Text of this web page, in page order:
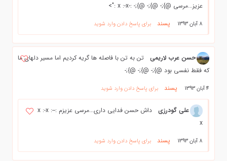
عزیز...مرسی @};- @};- @};- :-x :-x :">
8 آبان 1393 پسند برای پاسخ دادن وارد شوید
حسن عرب لاریمی
تن به تن با فاصله ها گریه کردیم اما مسیر دلهای ما
که فقط نفسی بود @};- @};- @};-
4 آبان 1393 پسند برای پاسخ دادن وارد شوید
علی گودرزی
داش حسن فدایی داری...مرسی عزیزم :-x :-x :-
x
8 آبان 1393 پسند برای پاسخ دادن وارد شوید